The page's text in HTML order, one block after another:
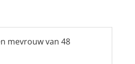
mevrouw van 48